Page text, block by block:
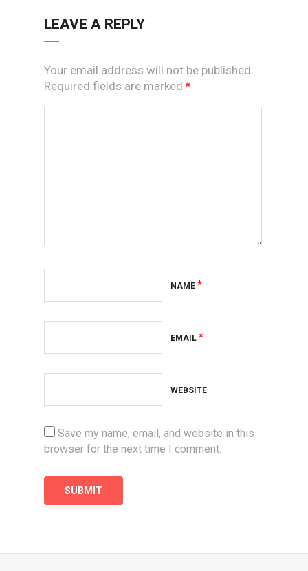
LEAVE A REPLY
Your email address will not be published.
Required fields are marked *
NAME *
EMAIL *
WEBSITE
Save my name, email, and website in this
browser for the next time I comment.